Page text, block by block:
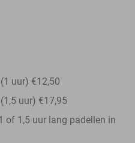
uur) €12,50
uur) €17,95
of 1,5 uur lang padellen in